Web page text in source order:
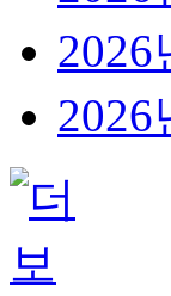
2026
2026